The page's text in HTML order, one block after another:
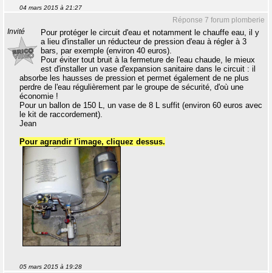
04 mars 2015 à 21:27
Réponse 7 forum plomberie
Invité
Pour protéger le circuit d'eau et notamment le chauffe eau, il y
a lieu d'installer un réducteur de pression d'eau à régler à 3
bars, par exemple (environ 40 euros).
Pour éviter tout bruit à la fermeture de l'eau chaude, le mieux
est d'installer un vase d'expansion sanitaire dans le circuit : il
absorbe les hausses de pression et permet également de ne plus
perdre de l'eau régulièrement par le groupe de sécurité, d'où une
économie !
Pour un ballon de 150 L, un vase de 8 L suffit (environ 60 euros avec
le kit de raccordement).
Jean
Pour agrandir l'image, cliquez dessus.
05 mars 2015 à 19:28